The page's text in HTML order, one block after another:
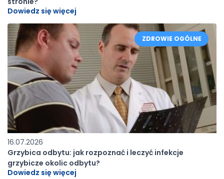
Dowiedz się więcej
16.07.2026
Grzybica odbytu: jak rozpoznać i leczyć infekcje
grzybicze okolic odbytu?
Dowiedz się więcej
ZDROWIE OGÓLNE